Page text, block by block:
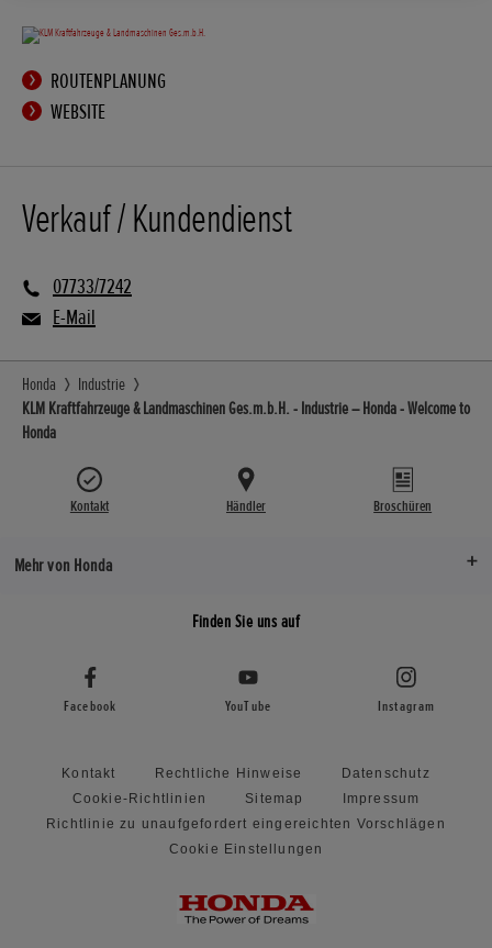
ROUTENPLANUNG
WEBSITE
Verkauf / Kundendienst
07733/7242
E-Mail
Honda
Industrie
KLM Kraftfahrzeuge & Landmaschinen Ges.m.b.H. - Industrie – Honda - Welcome to
Honda
Kontakt Händler Broschüren
Mehr von Honda
Finden Sie uns auf
Facebook YouTube Instagram
Kontakt Rechtliche Hinweise
Datenschutz
Cookie-Richtlinien
Sitemap
Impressum
Richtlinie zu unaufgefordert eingereichten Vorschlägen
Cookie Einstellungen